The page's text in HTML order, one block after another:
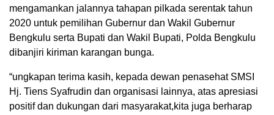
mengamankan jalannya tahapan pilkada serentak tahun
2020 untuk pemilihan Gubernur dan Wakil Gubernur
Bengkulu serta Bupati dan Wakil Bupati, Polda Bengkulu
dibanjiri kiriman karangan bunga.
“ungkapan terima kasih, kepada dewan penasehat SMSI
Hj. Tiens Syafrudin dan organisasi lainnya, atas apresiasi
positif dan dukungan dari masyarakat,kita juga berharap